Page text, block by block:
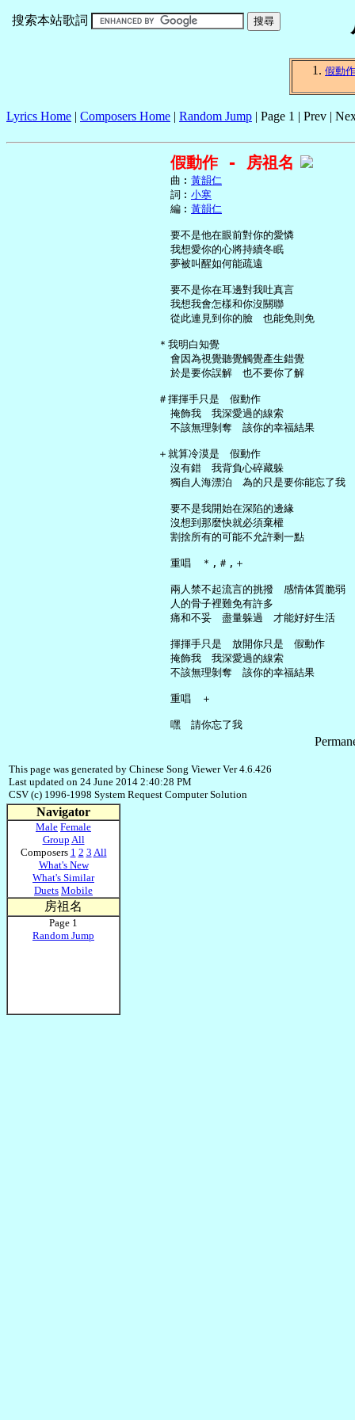
搜索本站歌詞
假動作
Lyrics Home | Composers Home | Random Jump | Page 1 | Prev |
假動作 - 房祖名
     曲︰
黃韻仁
     詞︰
小寒
     編︰
黃韻仁
     要不是他在眼前對你的愛憐
     我想愛你的心將持續冬眠
     夢被叫醒如何能疏遠
     要不是你在耳邊對我吐真言
     我想我會怎樣和你沒關聯
     從此連見到你的臉　也能免則免
   ＊我明白知覺
     會因為視覺聽覺觸覺產生錯覺
     於是要你誤解　也不要你了解
   ＃揮揮手只是　假動作
     掩飾我　我深愛過的線索
     不該無理剝奪　該你的幸福結果
   ＋就算冷漠是　假動作
     沒有錯　我背負心碎藏躲
     獨自人海漂泊　為的只是要你能忘了我
     要不是我開始在深陷的邊緣
     沒想到那麼快就必須棄權
     割捨所有的可能不允許剩一點
     重唱　＊,＃,＋
     兩人禁不起流言的挑撥　感情体質脆弱
     人的骨子裡難免有許多
     痛和不妥　盡量躲過　才能好好生活
     揮揮手只是　放開你只是　假動作
     掩飾我　我深愛過的線索
     不該無理剝奪　該你的幸福結果
     重唱　＋
This page was generated by Chinese Song Viewer Ver 4.6.426
Last updated on 24 June 2014 2:40:28 PM
CSV (c) 1996-1998 System Request Computer Solution
Navigator
Male Female
Group All
Composers 1 2 3 All
What's New
What's Similar
Duets Mobile
房祖名
Page 1
Random Jump